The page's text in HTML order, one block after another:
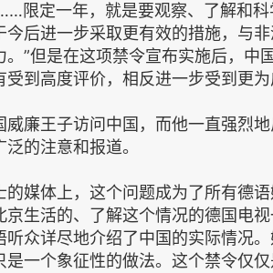
限定一年，就是要观察、了解和
今后进一步采取更有效的措施，与
。”但是在这项禁令宣布实施后，中
到高度评价，相反进一步受到更为
威廉王子访问中国，而他一直强烈
的注意和报道。
的媒体上，这个问题成为了所有德
京生活的、了解这个情况的德国电
听众详尽地介绍了中国的实际情况
一个象征性的做法。这个禁令仅仅